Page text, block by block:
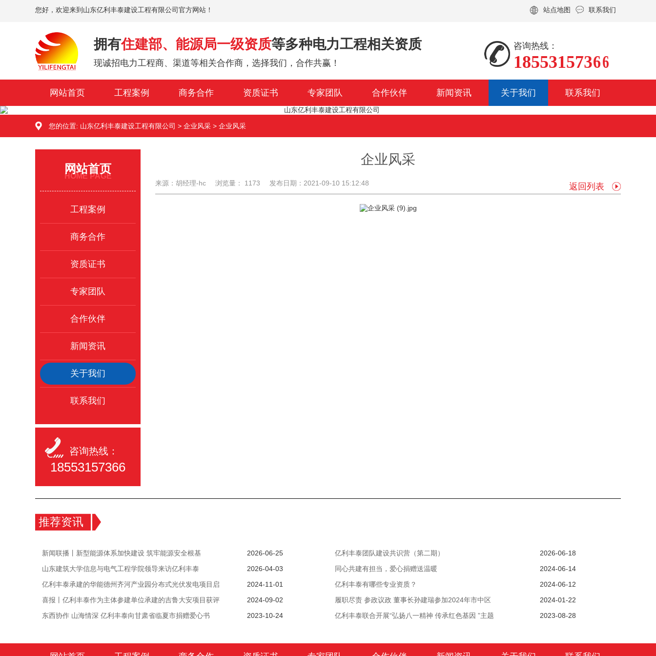
您好，欢迎来到山东亿利丰泰建设工程有限公司官方网站！ 站点地图 联系我们
拥有住建部、能源局一级资质等多种电力工程相关资质
现诚招电力工程商、渠道等相关合作商，选择我们，合作共赢！
咨询热线：
18553157366
18553157366
18553157366
网站首页 工程案例 商务合作 资质证书 专家团队 合作伙伴 新闻资讯 关于我们 联系我们
您的位置: 山东亿利丰泰建设工程有限公司 > 企业风采 > 企业风采
网站首页
HOME PAGE
工程案例
商务合作
资质证书
专家团队
合作伙伴
新闻资讯
关于我们
联系我们
18553157366
咨询热线：
企业风采
返回列表
来源：胡经理-hc 浏览量： 1173 发布日期：2021-09-10 15:12:48
推荐资讯
新闻联播丨新型能源体系加快建设 筑牢能源安全根基 2026-06-25 亿利丰泰团队建设共识营（第二期）
2026-06-18
山东建筑大学信息与电气工程学院领导来访亿利丰泰
2026-04-03 同心共建有担当，爱心捐赠送温暖
2024-06-14
亿利丰泰承建的华能德州齐河产业园分布式光伏发电项目启
2024-11-01 亿利丰泰有哪些专业资质？
2024-06-12
喜报丨亿利丰泰作为主体参建单位承建的吉鲁大安项目获评
2024-09-02 履职尽责 参政议政 董事长孙建瑞参加2024年市中区
2024-01-22
东西协作 山海情深 亿利丰泰向甘肃省临夏市捐赠爱心书
2023-10-24 亿利丰泰联合开展“弘扬八一精神 传承红色基因 ”主题 2023-08-28